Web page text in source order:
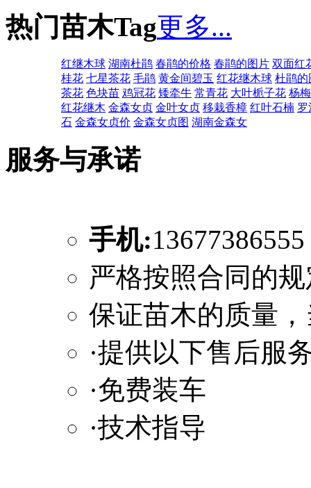
热门苗木Tag更多...
红继木球 湖南杜鹃 春鹃的价格 春鹃的图片 双面红
桂花 七星茶花 毛鹃 黄金间碧玉 红花继木球 杜鹃的
茶花 色块苗 鸡冠花 矮牵牛 常青花 大叶栀子花 杨梅
红花继木 金森女贞 金叶女贞 移栽香樟 红叶石楠 罗
石 金森女贞价 金森女贞图 湖南金森女
服务与承诺
手机:
严格按照合同的
保证苗木的质量
·提供以下售后服
·免费装车
·技术指导